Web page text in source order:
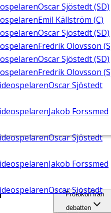
Oscar Sjöstedt (SD)
Emil Källström (C)
Oscar Sjöstedt (SD)
Fredrik Olovsson
Oscar Sjöstedt (SD)
Fredrik Olovsson
Oscar Sjöstedt
Jakob Forssmed
Oscar Sjöstedt
Jakob Forssmed
Oscar Sjöstedt
Protokoll från
debatten